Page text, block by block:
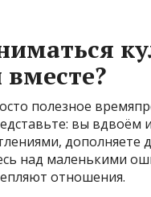
полезное
вы вдвоём
дополняете
над маленькими
отношения.